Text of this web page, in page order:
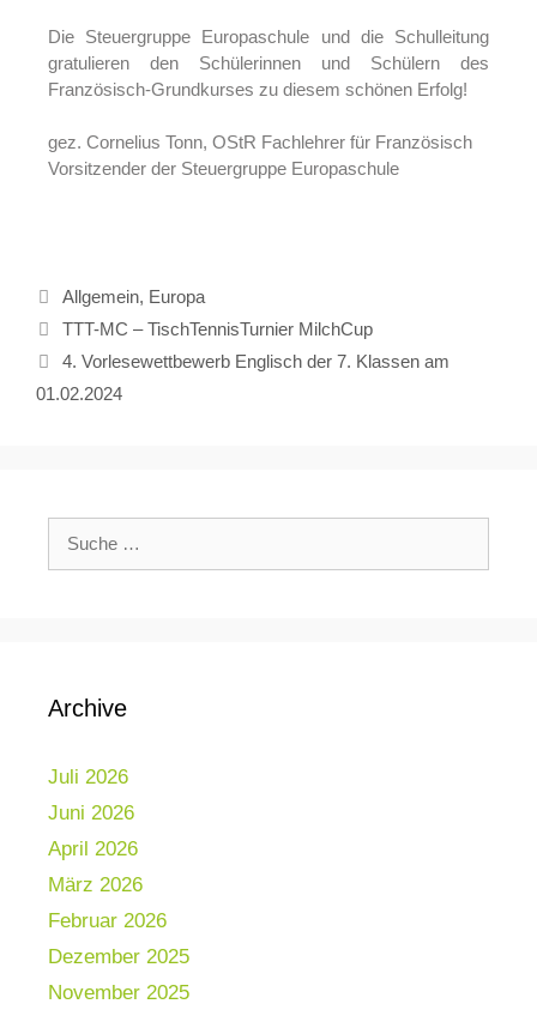
Die Steuergruppe Europaschule und die Schulleitung
gratulieren den Schülerinnen und Schülern des
Französisch-Grundkurses zu diesem schönen Erfolg!
gez. Cornelius Tonn, OStR Fachlehrer für Französisch
Vorsitzender der Steuergruppe Europaschule
Allgemein, Europa
TTT-MC – TischTennisTurnier MilchCup
4. Vorlesewettbewerb Englisch der 7. Klassen am
01.02.2024
Archive
Juli 2026
Juni 2026
April 2026
März 2026
Februar 2026
Dezember 2025
November 2025